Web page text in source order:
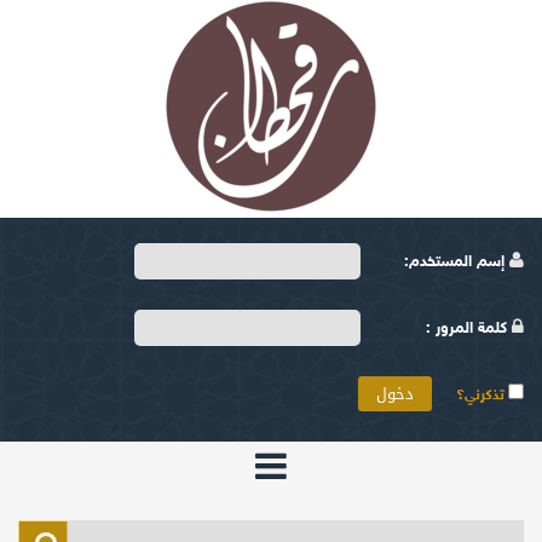
إسم المستخدم:
كلمة المرور :
تذكرني؟